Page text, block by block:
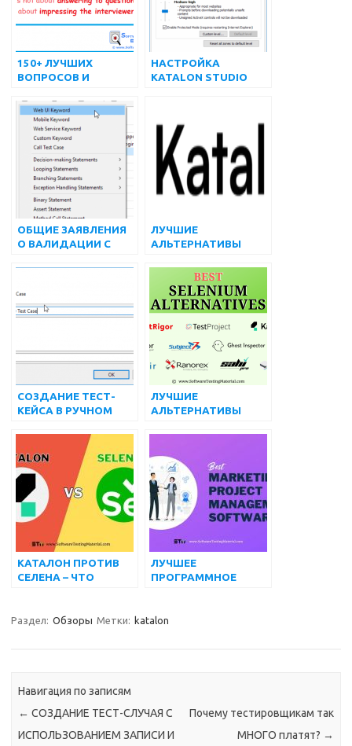
150+ ЛУЧШИХ
ВОПРОСОВ И
ИНТЕРВЬЮ О
ТЕСТИРОВАНИИ
ПРОГРАММНОГО
ОБЕСПЕЧЕНИЯ
НАСТРОЙКА
KATALON STUDIO
ОБЩИЕ ЗАЯВЛЕНИЯ
О ВАЛИДАЦИИ С
ЛУЧШИЕ
АЛЬТЕРНАТИВЫ
(БЕСПЛАТНЫЕ И
ПЛАТНЫЕ) НА 2022
ГОД
СОЗДАНИЕ ТЕСТ-
КЕЙСА В РУЧНОМ
ЛУЧШИЕ
АЛЬТЕРНАТИВЫ
ПЛАТНЫЕ) В 2022
ГОДУ
КАТАЛОН ПРОТИВ
СЕЛЕНА – ЧТО
ЛУЧШЕЕ
ПРОГРАММНОЕ
МАРКЕТИНГОВЫМИ
Раздел: Обзоры Метки: katalon
Навигация по записям
← СОЗДАНИЕ ТЕСТ-СЛУЧАЯ С
ИСПОЛЬЗОВАНИЕМ ЗАПИСИ И
Почему тестировщикам так
МНОГО платят? →